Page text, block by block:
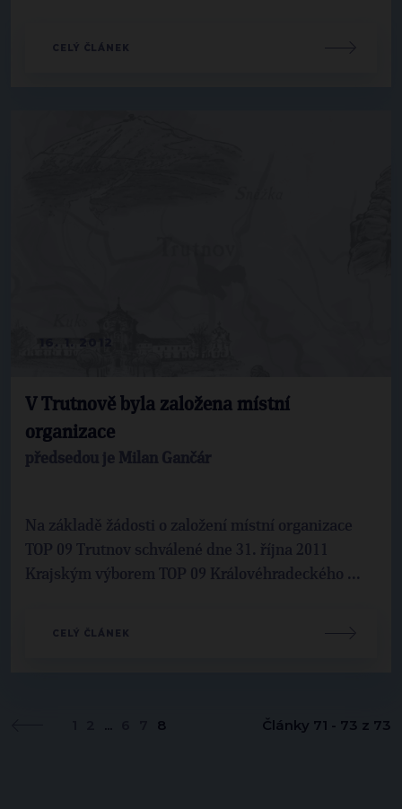
CELÝ ČLÁNEK
V Trutnově byla založena místní
organizace
předsedou je Milan Gančár
Na základě žádosti o založení místní organizace
TOP 09 Trutnov schválené dne 31. října 2011
Krajským výborem TOP 09 Královéhradeckého ...
CELÝ ČLÁNEK
... 8 Články 71 - 73 z 73